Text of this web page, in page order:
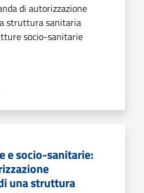
di autorizzazione
struttura sanitaria
socio-sanitarie
e socio-sanitarie:
una struttura